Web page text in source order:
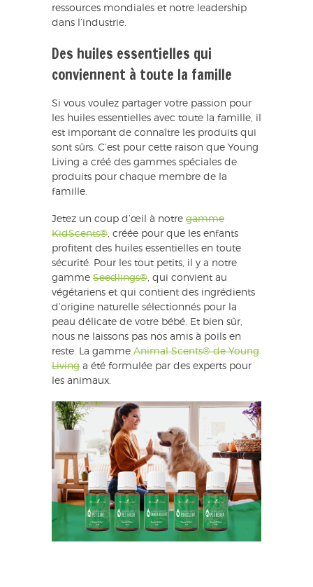
ressources mondiales et notre leadership
dans l’industrie.
Des huiles essentielles qui
conviennent à toute la famille
Si vous voulez partager votre passion pour
les huiles essentielles avec toute la famille, il
est important de connaître les produits qui
sont sûrs. C’est pour cette raison que Young
Living a créé des gammes spéciales de
produits pour chaque membre de la
famille.
Jetez un coup d’œil à notre gamme
KidScents®, créée pour que les enfants
profitent des huiles essentielles en toute
sécurité. Pour les tout petits, il y a notre
gamme Seedlings®, qui convient au
végétariens et qui contient des ingrédients
d’origine naturelle sélectionnés pour la
peau délicate de votre bébé. Et bien sûr,
nous ne laissons pas nos amis à poils en
reste. La gamme Animal Scents® de Young
Living a été formulée par des experts pour
les animaux.